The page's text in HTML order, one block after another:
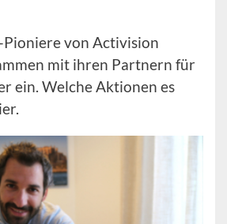
von Activision
mit ihren Partnern für
ein. Welche Aktionen es